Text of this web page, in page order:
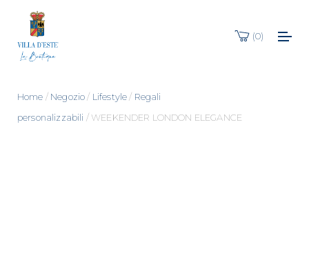
0
Home / Negozio/ Lifestyle/ Regali
personalizzabili / WEEKENDER LONDON ELEGANCE